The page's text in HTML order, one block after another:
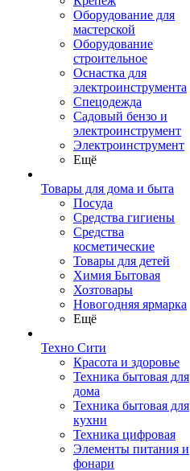
Оборудование для
мастерской
Оборудование
строительное
Оснастка для
электроинструмента
Спецодежда
Садовый бензо и
электроинструмент
Электроинструмент
Ещё
Товары для дома и быта
Посуда
Средства гигиены
Средства
косметические
Товары для детей
Химия Бытовая
Хозтовары
Новогодняя ярмарка
Ещё
Техно Сити
Красота и здоровье
Техника бытовая для
дома
Техника бытовая для
кухни
Техника цифровая
Элементы питания и
фонари